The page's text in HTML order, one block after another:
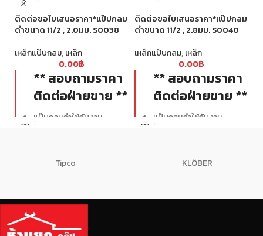
ติดต่อขอใบเสนอราคา*แป๊ปกลม
ดำขนาด 11/2 , 2.0มม. S0038
เหล็กแป๊บกลม,เหล็ก
0.00฿
** สอบถามราคา
ติดต่อฝ่ายขาย **
แป๊บกลมดำใช้กับงาน
ราวกันตก ขนาดได้มาตรฐาน
เหล็กไม่มีน้ำมันเยิ้ม
ติดต่อขอใบเสนอราคา*แป๊ปกลม
ดำขนาด 11/2 , 2.8มม. S0040
เหล็กแป๊บกลม,เหล็ก
0.00฿
** สอบถามราคา
ติดต่อฝ่ายขาย **
แป๊บกลมดำใช้กับงาน
ราวกันตก ขนาดได้มาตรฐาน
Tipco KLÖBER